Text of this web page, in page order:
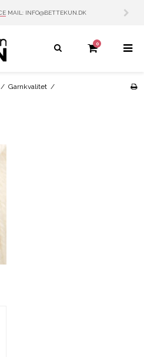
0
/ Garnkvalitet /